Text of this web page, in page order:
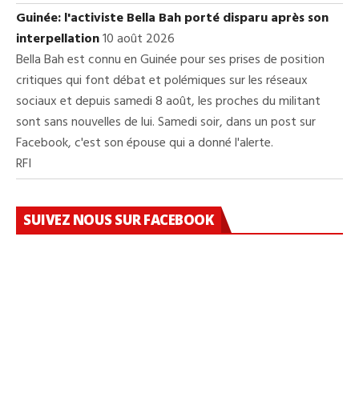
Guinée: l'activiste Bella Bah porté disparu après son
interpellation10 août 2026
Bella Bah est connu en Guinée pour ses prises de position
critiques qui font débat et polémiques sur les réseaux
sociaux et depuis samedi 8 août, les proches du militant
sont sans nouvelles de lui. Samedi soir, dans un post sur
Facebook, c'est son épouse qui a donné l'alerte.
RFI
SUIVEZ NOUS SUR FACEBOOK